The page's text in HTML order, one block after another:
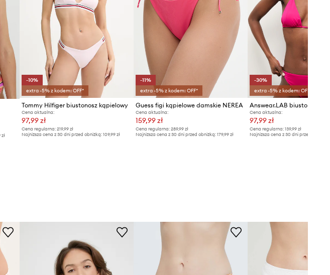
zł
-10%
extra -5% z kodem: OFF*
Tommy Hilfiger biustonosz kąpielowy
Cena aktualna:
97,99 zł
Cena regularna: 219,99 zł
Najniższa cena z 30 dni przed obniżką: 109,99 zł
-11%
extra -5% z kodem: OFF*
Guess figi kąpielowe damskie NEREA
Cena aktualna:
159,99 zł
Cena regularna:289,99 zł
Najniższa cena z 30 dni przed obniżką:179,99 zł
-30%
extra -5% z kodem: OFF*
Cena aktualna:
97,99 zł
Cena regularna: 139,99 zł
Najniższa cena z 30 dni przed obniżką: